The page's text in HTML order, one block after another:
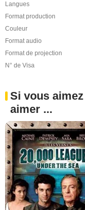
Langues
Format production
Couleur
Format audio
Format de projection
N° de Visa
Si vous
aimer ...